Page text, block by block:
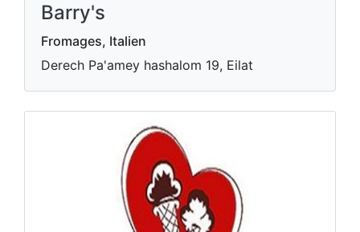
Barry's
Fromages, Italien
Derech Pa'amey hashalom 19, Eilat